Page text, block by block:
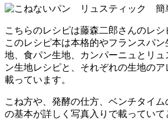
こちらのレシピは藤森二郎さんのレシ
このレシピ本は本格的やフランスパ
地、食パン生地、カンパーニュとリ
ン生地レシピと、それぞれの生地の
載っています。
こね方や、発酵の仕方、ベンチタイム
の基本が詳しく写真入りで載っていて